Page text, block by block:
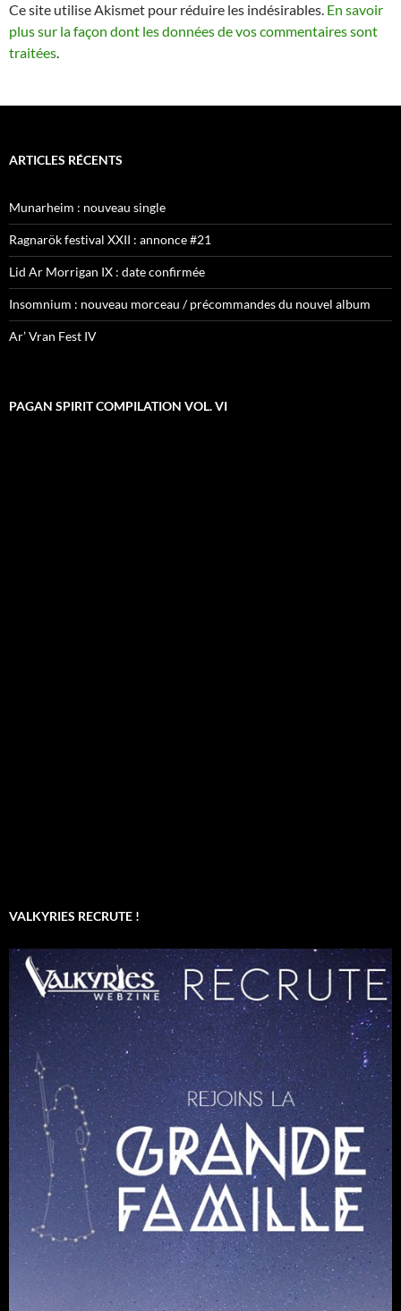
Ce site utilise Akismet pour réduire les indésirables. En savoir
plus sur la façon dont les données de vos commentaires sont
traitées.
ARTICLES RÉCENTS
Munarheim : nouveau single
Ragnarök festival XXII : annonce #21
Lid Ar Morrigan IX : date confirmée
Insomnium : nouveau morceau / précommandes du nouvel album
Ar’ Vran Fest IV
PAGAN SPIRIT COMPILATION VOL. VI
VALKYRIES RECRUTE !